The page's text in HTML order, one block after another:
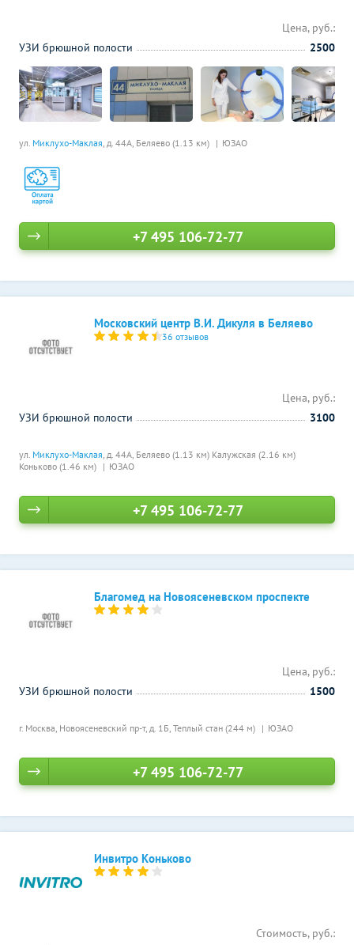
ул. Миклухо-Маклая, д. 44А, Беляево (1.13 км) ЮЗАО
Цена, руб.:
УЗИ брюшной полости
2500
+7 495 106-72-77
Московский центр В.И. Дикуля в Беляево
36 отзывов
ул. Миклухо-Маклая, д. 44А, Беляево (1.13 км) Калужская (2.16 км)
Коньково (1.46 км)
ЮЗАО
Цена, руб.:
УЗИ брюшной полости
3100
+7 495 106-72-77
Благомед на Новоясеневском проспекте
г. Москва, Новоясеневский пр-т, д. 1Б, Теплый стан (244 м) ЮЗАО
Цена, руб.:
УЗИ брюшной полости
1500
+7 495 106-72-77
Инвитро Коньково
Стоимость, руб.: